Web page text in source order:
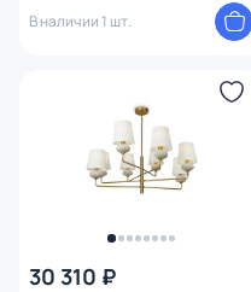
В наличии 1 шт.
30 310 ₽